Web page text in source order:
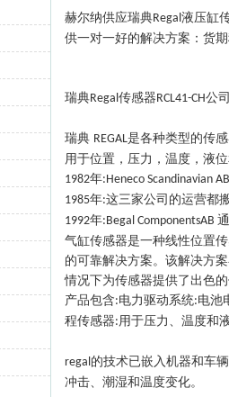
赫尔纳供应瑞典Regal液压缸
供一对一好的解决方案：货
瑞典Regal传感器RCL41-CH公
瑞典 REGAL是各种类型的传
用于位置，压力，温度，液
1982年:Heneco Scandinavian AB
1985年:这三家公司的运营都
1992年:Begal ComponentsAB
气缸传感器是一种线性位置
的可靠解决方案。该解决方
情况下为传感器提供了出色
产品包含:电力驱动系统:电池
程传感器:用于压力、温度和
regal的技术已嵌入机器和车
冲击、潮湿和温度变化。